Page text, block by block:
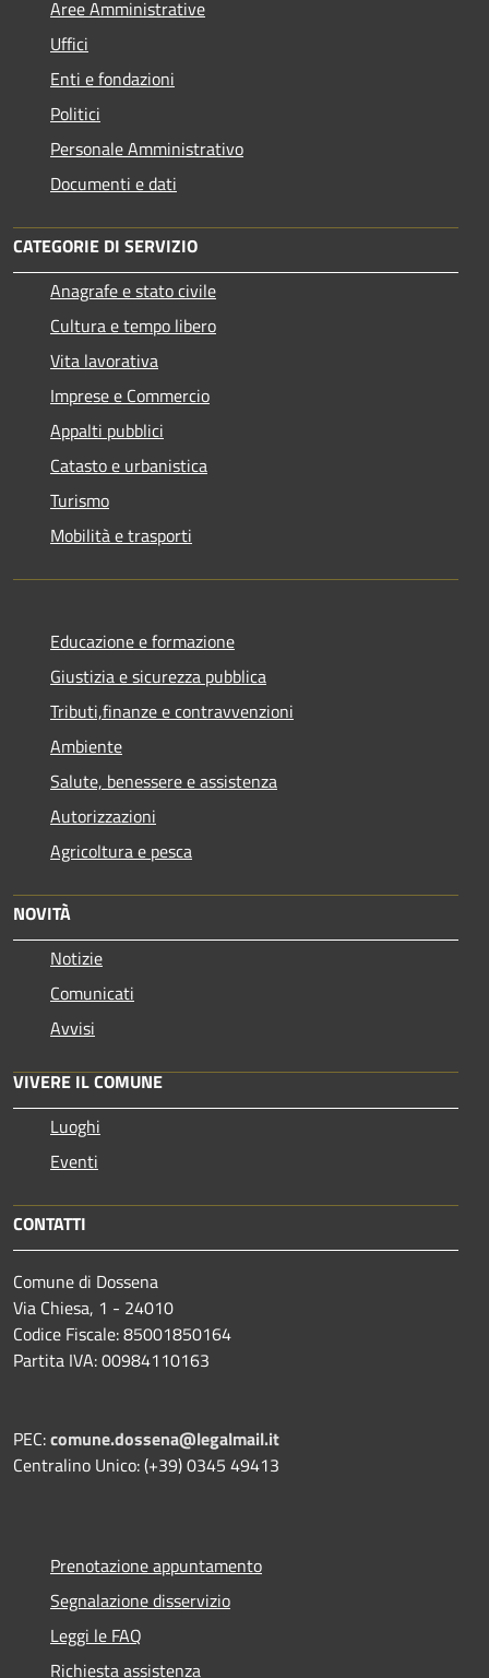
Aree Amministrative
Uffici
Enti e fondazioni
Politici
Personale Amministrativo
Documenti e dati
CATEGORIE DI SERVIZIO
Anagrafe e stato civile
Cultura e tempo libero
Vita lavorativa
Imprese e Commercio
Appalti pubblici
Catasto e urbanistica
Turismo
Mobilità e trasporti
Educazione e formazione
Giustizia e sicurezza pubblica
Tributi,finanze e contravvenzioni
Ambiente
Salute, benessere e assistenza
Autorizzazioni
Agricoltura e pesca
NOVITÀ
Notizie
Comunicati
Avvisi
VIVERE IL COMUNE
Luoghi
Eventi
CONTATTI
Comune di Dossena
Via Chiesa, 1 - 24010
Codice Fiscale: 85001850164
Partita IVA: 00984110163
PEC:comune.dossena@legalmail.it
Centralino Unico: (+39) 0345 49413
Prenotazione appuntamento
Segnalazione disservizio
Leggi le FAQ
Richiesta assistenza